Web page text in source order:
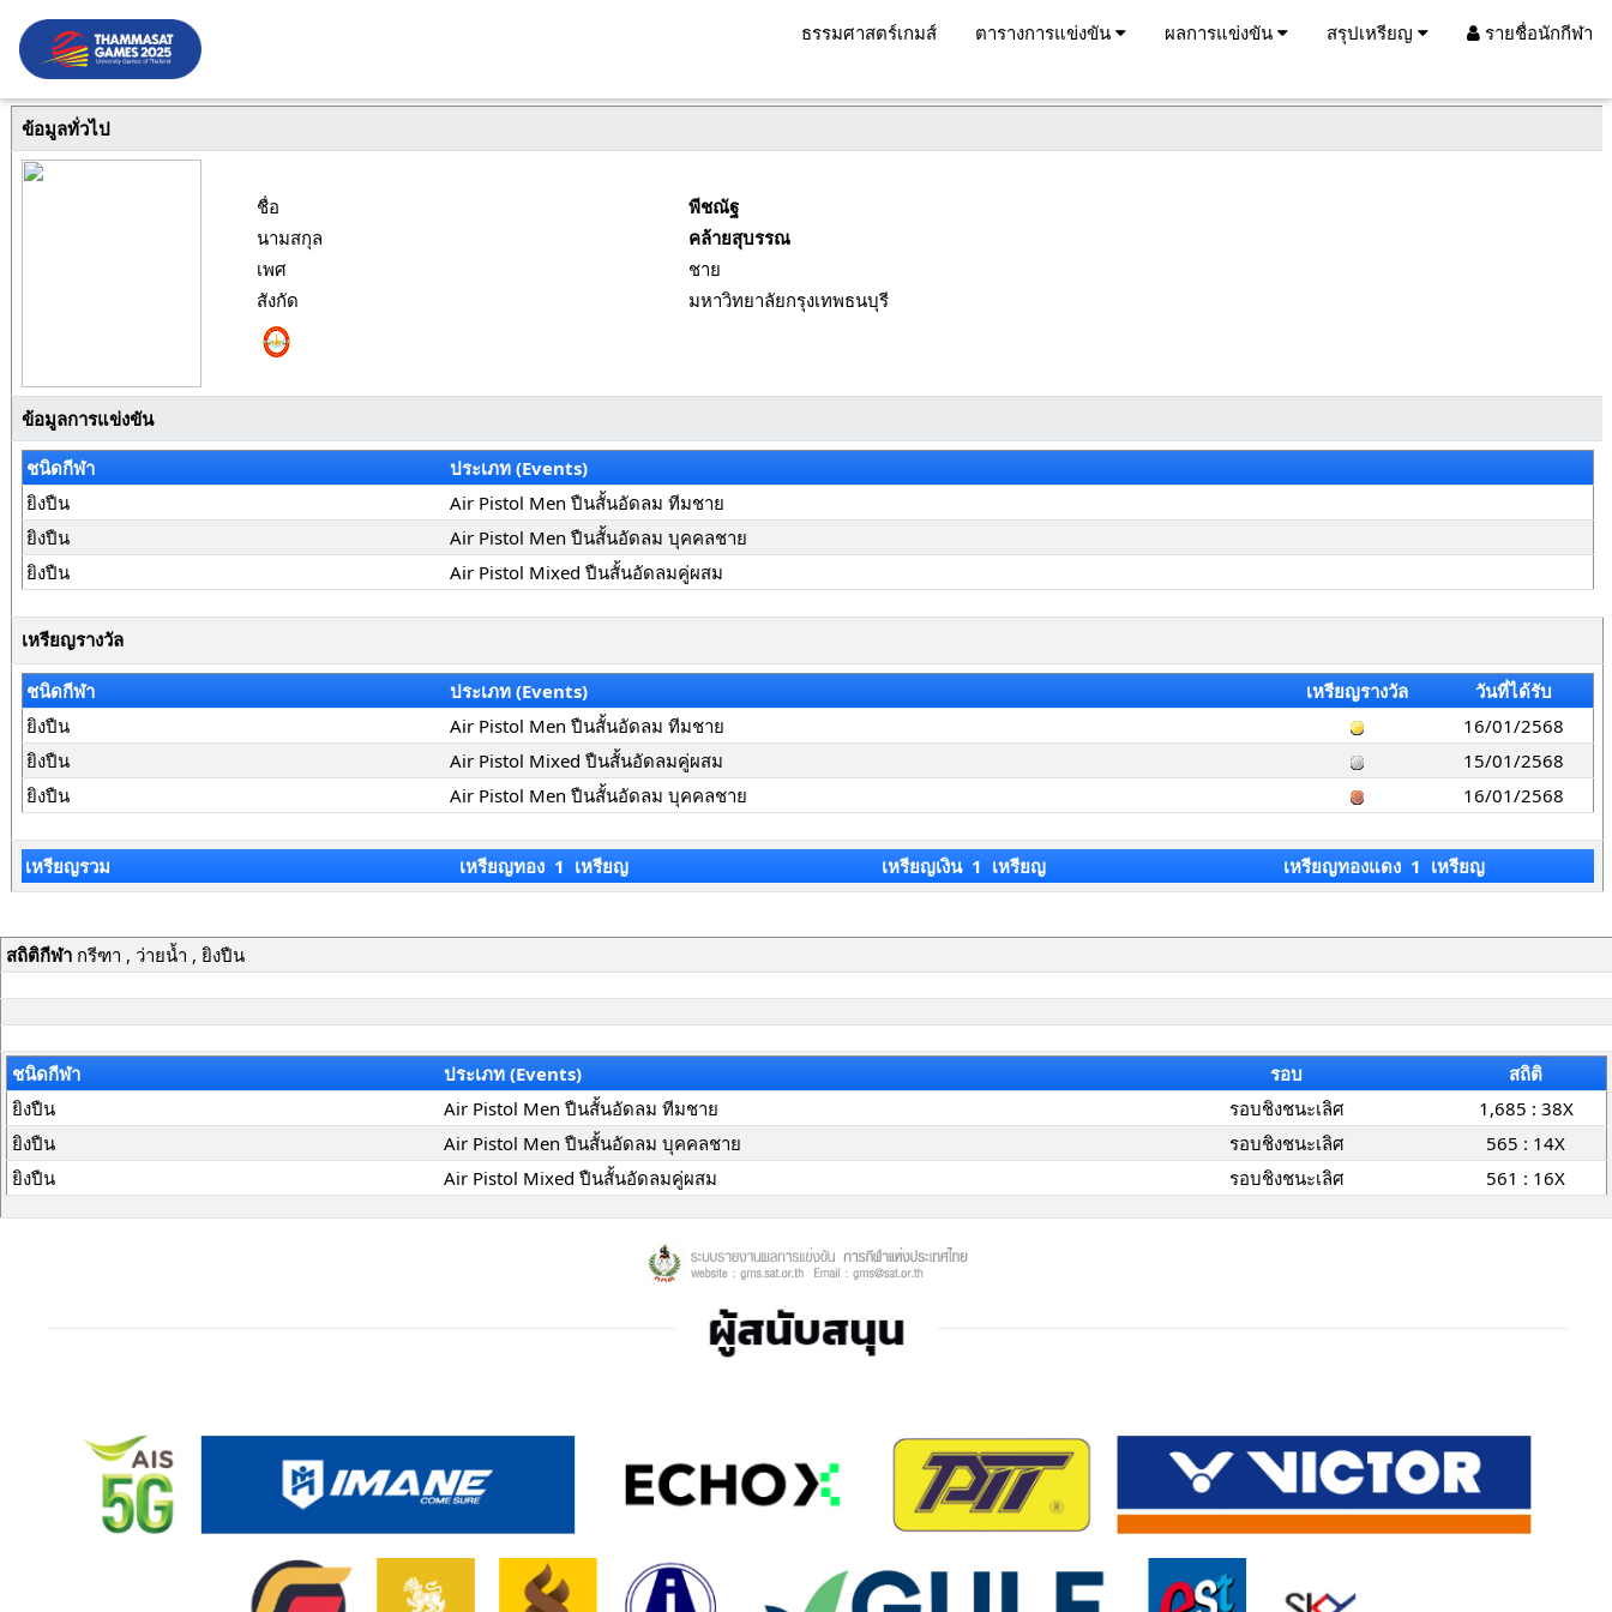
ธรรมศาสตร์เกมส์ ตารางการแข่งขัน ผลการแข่งขัน สรุปเหรียญ รายชื่อนักกีฬา
ข้อมูลทั่วไป
ชื่อ
พีชณัฐ
นามสกุล
คล้ายสุบรรณ
เพศ
ชาย
สังกัด
มหาวิทยาลัยกรุงเทพธนบุรี
ข้อมูลการแข่งขัน
ชนิดกีฬา
ประเภท (Events)
ยิงปืน
Air Pistol Men ปืนสั้นอัดลม ทีมชาย
ยิงปืน
Air Pistol Men ปืนสั้นอัดลม บุคคลชาย
ยิงปืน
Air Pistol Mixed ปืนสั้นอัดลมคู่ผสม
เหรียญรางวัล
ชนิดกีฬา ประเภท (Events) เหรียญรางวัล
วันที่ได้รับ
ยิงปืน
Air Pistol Men ปืนสั้นอัดลม ทีมชาย
16/01/2568
ยิงปืน
Air Pistol Mixed ปืนสั้นอัดลมคู่ผสม
15/01/2568
ยิงปืน
Air Pistol Men ปืนสั้นอัดลม บุคคลชาย 16/01/2568
เหรียญรวม เหรียญทอง 1 เหรียญ เหรียญเงิน 1 เหรียญ เหรียญทองแดง 1 เหรียญ
สถิติกีฬากรีฑา , ว่ายน้ำ , ยิงปืน
ชนิดกีฬา ประเภท (Events) รอบ
สถิติ
ยิงปืน
Air Pistol Men ปืนสั้นอัดลม ทีมชาย รอบชิงชนะเลิศ
1,685 : 38X
ยิงปืน
Air Pistol Men ปืนสั้นอัดลม บุคคลชาย รอบชิงชนะเลิศ
565 : 14X
ยิงปืน
Air Pistol Mixed ปืนสั้นอัดลมคู่ผสม รอบชิงชนะเลิศ 561 : 16X